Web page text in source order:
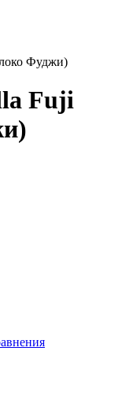
Фуджи)
Fuji